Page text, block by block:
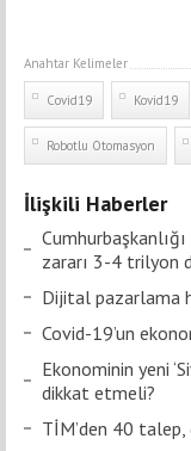
Anahtar Kelimeler
Covid19 Kovid19
Robotlu Otomasyon
İlişkili Haberler
zararı 3-4 trilyon
Dijital pazarlama
Covid-19’un
Ekonominin yeni
dikkat etmeli?
TİM’den 40